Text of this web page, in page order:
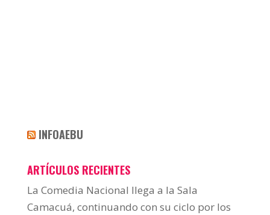
INFOAEBU
ARTÍCULOS RECIENTES
La Comedia Nacional llega a la Sala
Camacuá, continuando con su ciclo por los